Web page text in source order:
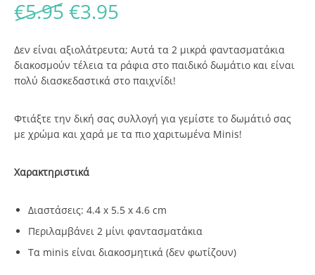
€5.95 Original price was: €5.95.
€3.95
Δεν είναι αξιολάτρευτα; Αυτά τα 2 μικρά φαντασματάκια
διακοσμούν τέλεια τα ράφια στο παιδικό δωμάτιο και είναι
πολύ διασκεδαστικά στο παιχνίδι!
Φτιάξτε την δική σας συλλογή για γεμίστε το δωμάτιό σας
με χρώμα και χαρά με τα πιο χαριτωμένα Minis!
Χαρακτηριστικά
Διαστάσεις: 4.4 x 5.5 x 4.6 cm
Περιλαμβάνει 2 μίνι φαντασματάκια
Τα minis είναι διακοσμητικά (δεν φωτίζουν)